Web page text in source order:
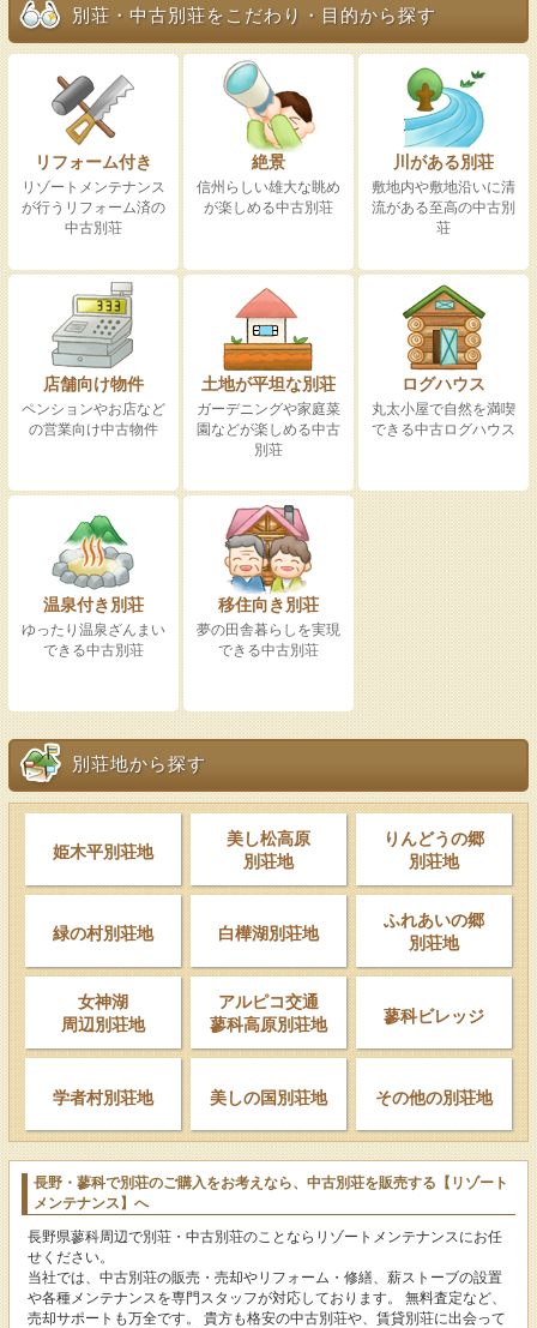
別荘・中古別荘をこだわり・目的から探す
リフォーム付き
リゾートメンテナンス
が行うリフォーム済の
中古別荘
絶景
信州らしい雄大な眺め
が楽しめる中古別荘
川がある別荘
敷地内や敷地沿いに清
流がある至高の中古別
荘
店舗向け物件
ペンションやお店など
の営業向け中古物件
土地が平坦な別荘
ガーデニングや家庭菜
園などが楽しめる中古
別荘
ログハウス
丸太小屋で自然を満喫
できる中古ログハウス
温泉付き別荘
ゆったり温泉ざんまい
できる中古別荘
移住向き別荘
夢の田舎暮らしを実現
できる中古別荘
別荘地から探す
姫木平別荘地
美し松高原
別荘地
りんどうの郷
別荘地
緑の村別荘地 白樺湖別荘地
ふれあいの郷
別荘地
女神湖
周辺別荘地
アルピコ交通
蓼科高原別荘地
蓼科ビレッジ
学者村別荘地 美しの国別荘地 その他の別荘地
長野・蓼科で別荘のご購入をお考えなら、中古別荘を販売する【リゾート
メンテナンス】へ
長野県蓼科周辺で別荘 ・中古別荘のことならリゾートメンテナンスにお任
せください。
当社では、中古別荘の販売・売却やリフォーム・修繕、薪ストーブの設置
や各種メンテナンスを専門スタッフが対応しております。 無料査定など、
売却サポートも万全です。 貴方も格安の中古別荘や、賃貸別荘に出会って